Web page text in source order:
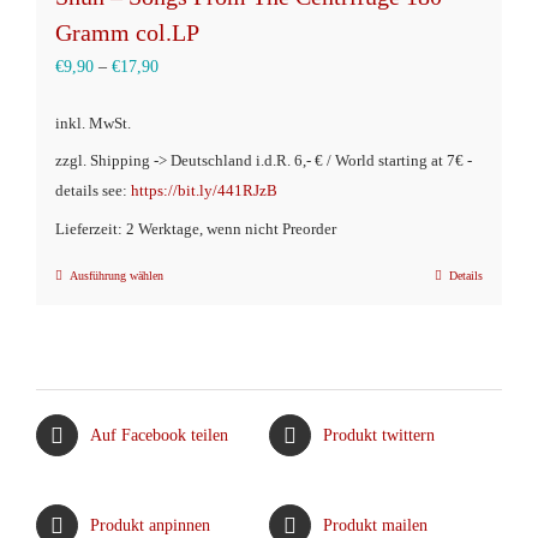
Gramm col.LP
€9,90 – €17,90
inkl. MwSt.
zzgl. Shipping -> Deutschland i.d.R. 6,- € / World starting at 7€ -
details see: https://bit.ly/441RJzB
Lieferzeit: 2 Werktage, wenn nicht Preorder
Ausführung wählenDieses
Optionen
Details
Auf Facebook teilen Produkt twittern
Produkt anpinnen Produkt mailen